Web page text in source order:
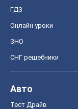
ГДЗ
Онлайн уроки
ЗНО
СНГ решебники
Авто
Тест Драйв